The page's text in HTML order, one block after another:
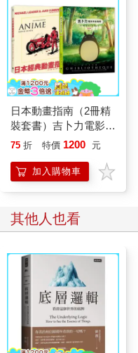
談論自己的事，而是應該盡
路走，並且留意他們的感受
生氣、不舒服，然後再繼續
想要和家人、朋友做更好的
上，根據你所察覺到的感受
然，這並不是說你也要變得
方心事重重的話，就要避免
此外，最好和家人、朋友
觀察他們的情緒，並試圖幫
果家人、朋友因為某件好
要學會分享他們的喜悅。
日本動畫指南（2冊精
裝套書）吉卜力電影完
全指南（精裝增訂版）
75 折 特價 1200 元
加入購物車
其他人也看